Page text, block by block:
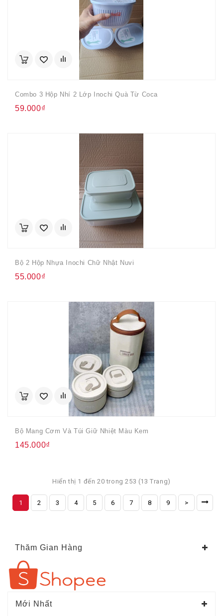
Combo 3 Hộp Nhí 2 Lớp Inochi Quà Từ Coca
59.000₫
Bộ 2 Hộp Nhựa Inochi Chữ Nhật Nuvi
55.000₫
Bộ Mang Cơm Và Túi Giữ Nhiệt Màu Kem
145.000₫
Hiển thị 1 đến 20 trong 253 (13 Trang)
1 2 3 4 5 6 7 8 9 >
Thăm Gian Hàng
Mới Nhất